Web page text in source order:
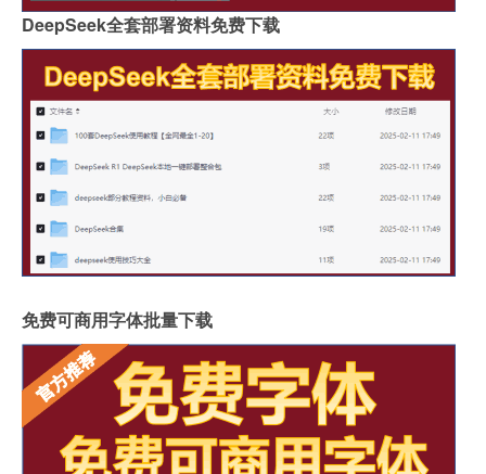
DeepSeek全套部署资料免费下载
免费可商用字体批量下载